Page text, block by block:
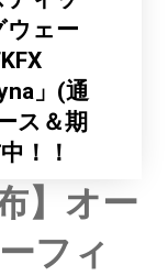
ウェー
」(通
ス＆期
！！
】オー
フィ